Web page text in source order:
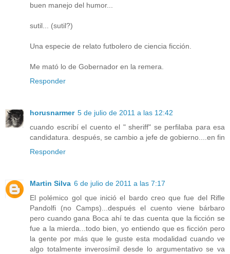
buen manejo del humor...
sutil... (sutil?)
Una especie de relato futbolero de ciencia ficción.
Me mató lo de Gobernador en la remera.
Responder
horusnarmer 5 de julio de 2011 a las 12:42
cuando escribí el cuento el " sheriff" se perfilaba para esa
candidatura. después, se cambio a jefe de gobierno....en fin
Responder
Martin Silva 6 de julio de 2011 a las 7:17
El polémico gol que inició el bardo creo que fue del Rifle
Pandolfi (no Camps)...después el cuento viene bárbaro
pero cuando gana Boca ahí te das cuenta que la ficción se
fue a la mierda...todo bien, yo entiendo que es ficción pero
la gente por más que le guste esta modalidad cuando ve
algo totalmente inverosímil desde lo argumentativo se va